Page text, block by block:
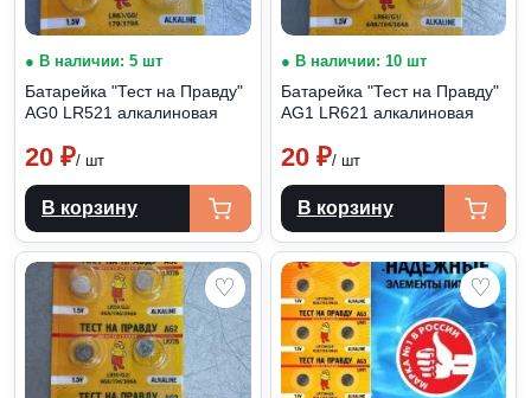
● В наличии: 5 шт
Батарейка "Тест на Правду"
АG0 LR521 алкалиновая
20 ₽/ шт
В корзину
● В наличии: 10 шт
Батарейка "Тест на Правду"
АG1 LR621 алкалиновая
20 ₽/ шт
В корзину
♡ ♡